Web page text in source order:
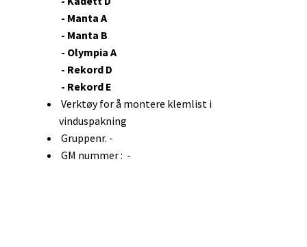
- Manta A
- Manta B
- Olympia A
- Rekord D
- Rekord E
Verktøy for å montere klemlist i
vinduspakning
Gruppenr. -
GM nummer : -